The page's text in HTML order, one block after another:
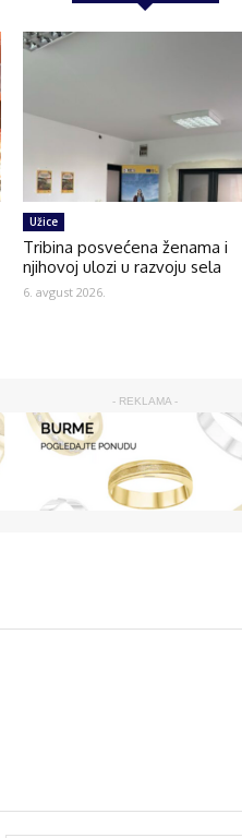
Užice
Tribina posvećena ženama i
njihovoj ulozi u razvoju sela
6. avgust 2026.
- REKLAMA -